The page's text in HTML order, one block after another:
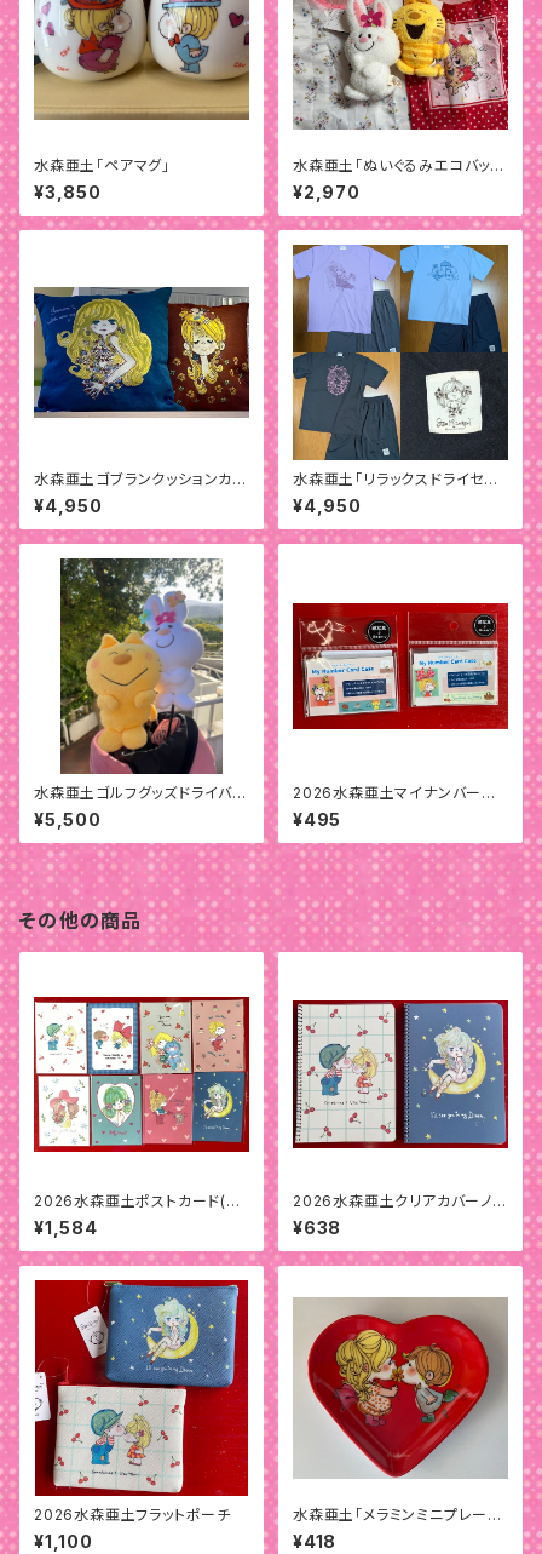
水森亜土「ペアマグ」
¥3,850
水森亜土「ぬいぐるみエコバッ
グ」
¥2,970
水森亜土ゴブランクッションカバ
ー
¥4,950
水森亜土「リラックスドライセット
アップ」
¥4,950
水森亜土ゴルフグッズドライバー
用ヘッドカバー
¥5,500
2026水森亜土マイナンバーカ
ードケース
¥495
その他の商品
2026水森亜土ポストカード(８
枚)セット
¥1,584
2026水森亜土クリアカバーノー
ト(B6)
¥638
2026水森亜土フラットポーチ
¥1,100
水森亜土「メラミンミニプレート
(ハート)」
¥418